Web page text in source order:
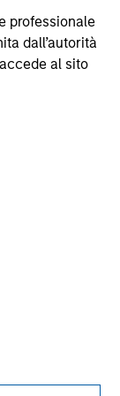
professionale
dall’autorità
al sito